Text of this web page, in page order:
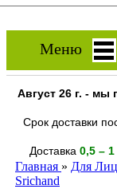
Меню
Август 26 г. - мы
Срок доставки
Доставка 0,5 – 1
Главная » Для
Srichand